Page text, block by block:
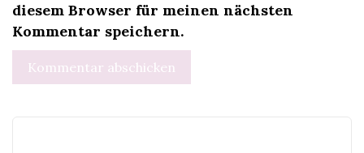
diesem Browser für meinen nächsten
Kommentar speichern.